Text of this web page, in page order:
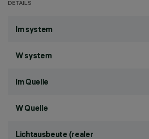
DETAILS
lm system
W system
lm Quelle
W Quelle
Lichtausbeute (realer